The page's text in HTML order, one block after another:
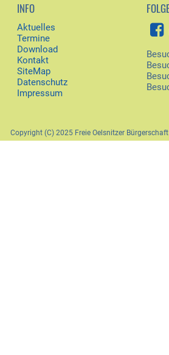
INFO
Aktuelles
Termine
Download
Kontakt
SiteMap
Datenschutz
Impressum
Copyright (C) 2025 Freie Oelsnitzer